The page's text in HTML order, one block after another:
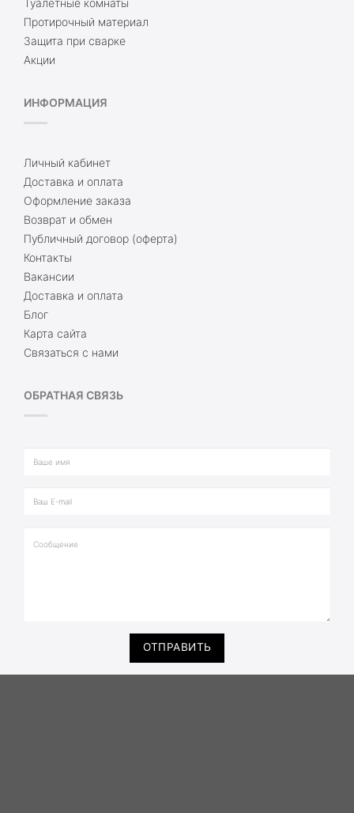
Туалетные комнаты
Протирочный материал
Защита при сварке
Акции
ИНФОРМАЦИЯ
Личный кабинет
Доставка и оплата
Оформление заказа
Возврат и обмен
Публичный договор (оферта)
Контакты
Вакансии
Доставка и оплата
Блог
Карта сайта
Связаться с нами
ОБРАТНАЯ СВЯЗЬ
ОТПРАВИТЬ